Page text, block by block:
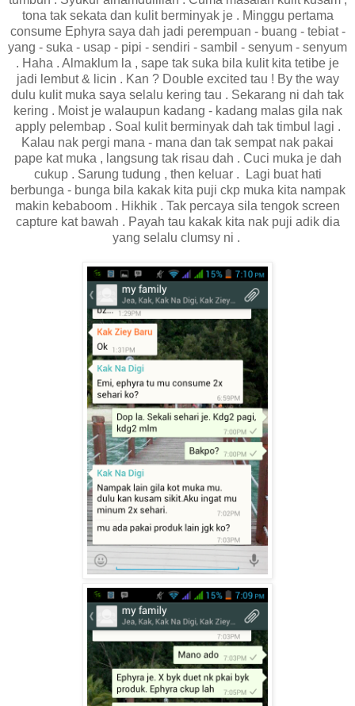
tona tak sekata dan kulit berminyak je . Minggu pertama
consume Ephyra saya dah jadi perempuan - buang - tebiat -
yang - suka - usap - pipi - sendiri - sambil - senyum - senyum
. Haha . Almaklum la , sape tak suka bila kulit kita tetibe je
jadi lembut & licin . Kan ? Double excited tau ! By the way
dulu kulit muka saya selalu kering tau . Sekarang ni dah tak
kering . Moist je walaupun kadang - kadang malas gila nak
apply pelembap . Soal kulit berminyak dah tak timbul lagi .
Kalau nak pergi mana - mana dan tak sempat nak pakai
pape kat muka , langsung tak risau dah . Cuci muka je dah
cukup . Sarung tudung , then keluar . Lagi buat hati
berbunga - bunga bila kakak kita puji ckp muka kita nampak
makin kebaboom . Hikhik . Tak percaya sila tengok screen
capture kat bawah . Payah tau kakak kita nak puji adik dia
yang selalu clumsy ni .